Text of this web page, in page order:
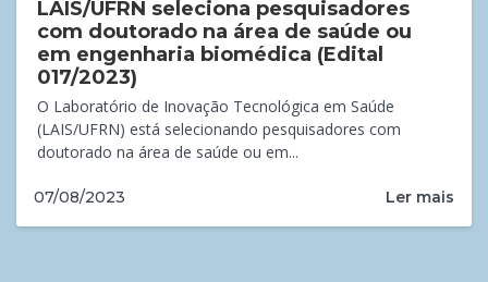
LAIS/UFRN seleciona pesquisadores
com doutorado na área de saúde ou
em engenharia biomédica (Edital
017/2023)
O Laboratório de Inovação Tecnológica em Saúde
(LAIS/UFRN) está selecionando pesquisadores com
doutorado na área de saúde ou em...
07/08/2023 Ler mais